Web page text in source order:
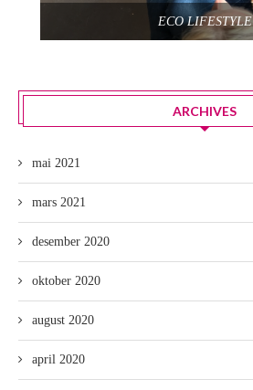
ECO LIFESTYLE
ARCHIVES
mai 2021
mars 2021
desember 2020
oktober 2020
august 2020
april 2020